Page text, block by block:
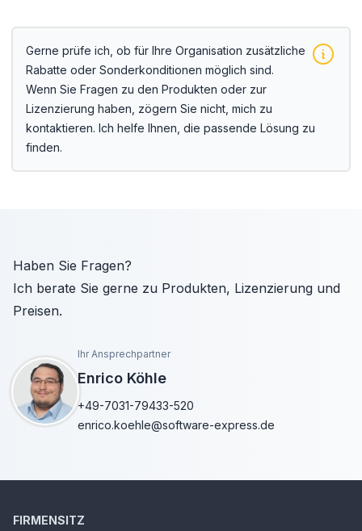
Gerne prüfe ich, ob für Ihre Organisation zusätzliche
Rabatte oder Sonderkonditionen möglich sind.
Wenn Sie Fragen zu den Produkten oder zur
Lizenzierung haben, zögern Sie nicht, mich zu
kontaktieren. Ich helfe Ihnen, die passende Lösung zu
finden.
Haben Sie Fragen?
Ich berate Sie gerne zu Produkten, Lizenzierung und
Preisen.
Ihr Ansprechpartner
Enrico Köhle
+49-7031-79433-520
enrico.koehle@software-express.de
FIRMENSITZ